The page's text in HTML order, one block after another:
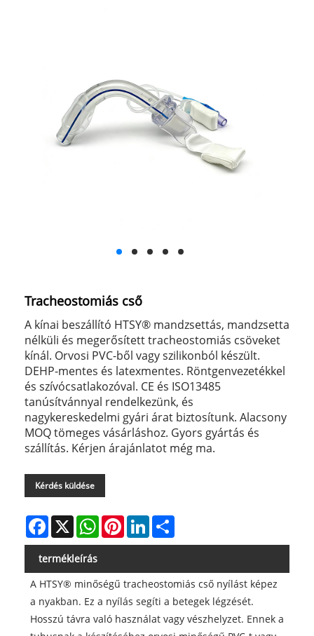
Tracheostomiás cső
A kínai beszállító HTSY® mandzsettás, mandzsetta
nélküli és megerősített tracheostomiás csöveket
kínál. Orvosi PVC-ből vagy szilikonból készült.
DEHP-mentes és latexmentes. Röntgenvezetékkel
és szívócsatlakozóval. CE és ISO13485
tanúsítvánnyal rendelkezünk, és
nagykereskedelmi gyári árat biztosítunk. Alacsony
MOQ tömeges vásárláshoz. Gyors gyártás és
szállítás. Kérjen árajánlatot még ma.
Kérdés küldése
Facebook
X WhatsAppPinterestLinkedIn
termékleírás
A HTSY® minőségű tracheostomiás cső nyílást képez
a nyakban. Ez a nyílás segíti a betegek légzését.
Hosszú távra való használat vagy vészhelyzet. Ennek a